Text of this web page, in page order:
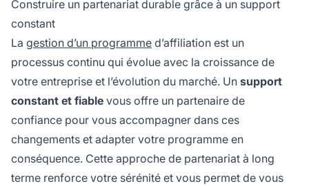
Construire un partenariat durable grâce à un support
constant
La gestion d’un programme d’affiliation est un
processus continu qui évolue avec la croissance de
votre entreprise et l’évolution du marché. Un support
constant et fiable vous offre un partenaire de
confiance pour vous accompagner dans ces
changements et adapter votre programme en
conséquence. Cette approche de partenariat à long
terme renforce votre sérénité et vous permet de vous